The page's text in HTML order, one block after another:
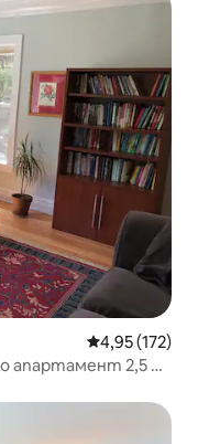
Средна
4,95 (172)
2,5 BR